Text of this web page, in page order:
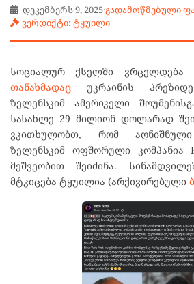
დეკემბერს 9, 2025·გადამოწმებული
ვერდიქტი: ტყუილი
სოციალურ ქსელში ვრცელდება
თანახმადაც უკრაინის
ზელენსკიმ ამერიკელი
სასახლე 29 მილიონ დოლარად
ვკითხულობთ, რომ
ზელენსკიმ ოფშორული კომპანია
მეშვეობით შეიძინა.
მტკიცება ტყუილია (არქივირებული